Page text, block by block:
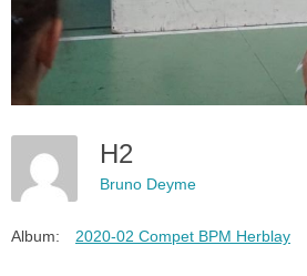
H2
Bruno Deyme
Album: 2020-02 Compet BPM Herblay